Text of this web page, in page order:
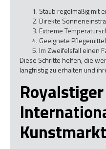
Staub regelmäßig mit
Direkte
Extreme
Geeignete
Im Zweifelsfall einen
Diese Schritte helfen, die
langfristig zu erhalten und
Kunstmarkt